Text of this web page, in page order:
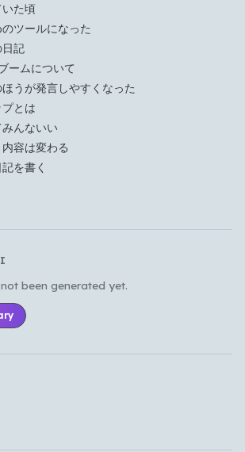
た頃
ツールになった
記
ームについて
うが発言しやすくなった
とは
んないい
容は変わる
を書く
been generated yet.